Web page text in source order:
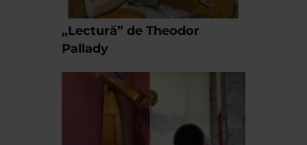
„Lectură” de Theodor
Pallady